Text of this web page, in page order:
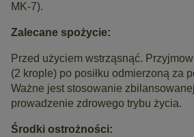
MK-7).
Zalecane spożycie:
Przed użyciem wstrząsnąć.
(2 krople) po posiłku odmierzoną za
Ważne jest stosowanie
prowadzenie zdrowego trybu życia.
Środki ostrożności: